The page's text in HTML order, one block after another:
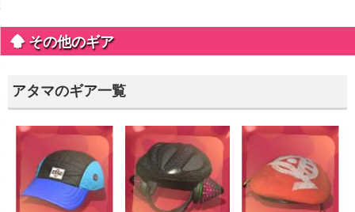
その他のギア
アタマのギア一覧